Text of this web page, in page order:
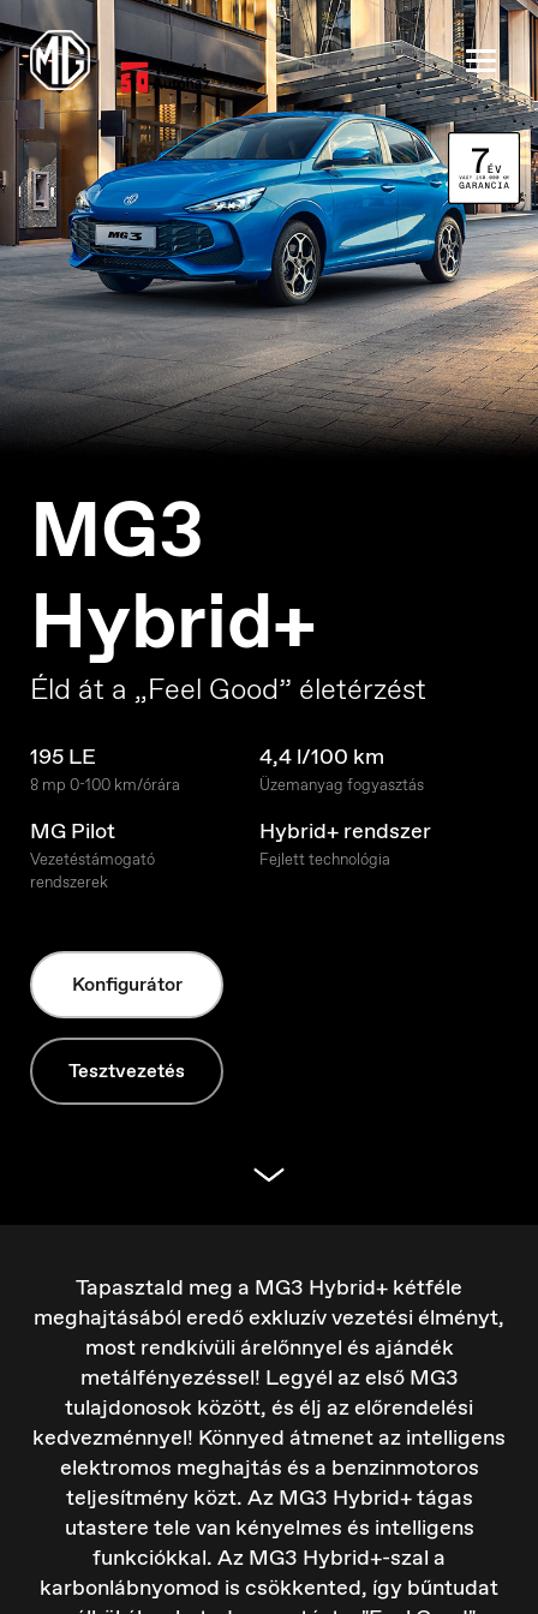
België
Nederlands
Belgique
MG3
Hybrid+
Éld át a „Feel Good” életérzést
195 LE
8 mp 0-100 km/órára
4,4 l/100 km
Üzemanyag fogyasztás
MG Pilot
Vezetéstámogató
rendszerek
Hybrid+ rendszer
Fejlett technológia
Konfigurátor
Tesztvezetés
Tapasztald meg a MG3 Hybrid+ kétféle
meghajtásából eredő exkluzív vezetési élményt,
most rendkívüli árelőnnyel és ajándék
metálfényezéssel! Legyél az első MG3
tulajdonosok között, és élj az előrendelési
kedvezménnyel! Könnyed átmenet az intelligens
elektromos meghajtás és a benzinmotoros
teljesítmény közt. Az MG3 Hybrid+ tágas
utastere tele van kényelmes és intelligens
funkciókkal. Az MG3 Hybrid+-szal a
karbonlábnyomod is csökkented, így bűntudat